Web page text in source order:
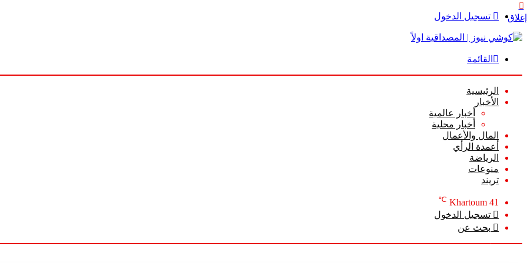
تسجيل الدخول
القائمة
الرئيسية
الأخبار
أخبار عالمية
أخبار محلية
المال والأعمال
أعمدة الرأي
الرياضة
منوعات
تريند
Khartoum 41
℃
تسجيل الدخول
بحث عن
إغلاق